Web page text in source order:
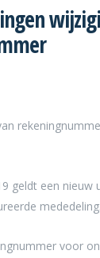
geldt een nieuw
mededeling.
voor